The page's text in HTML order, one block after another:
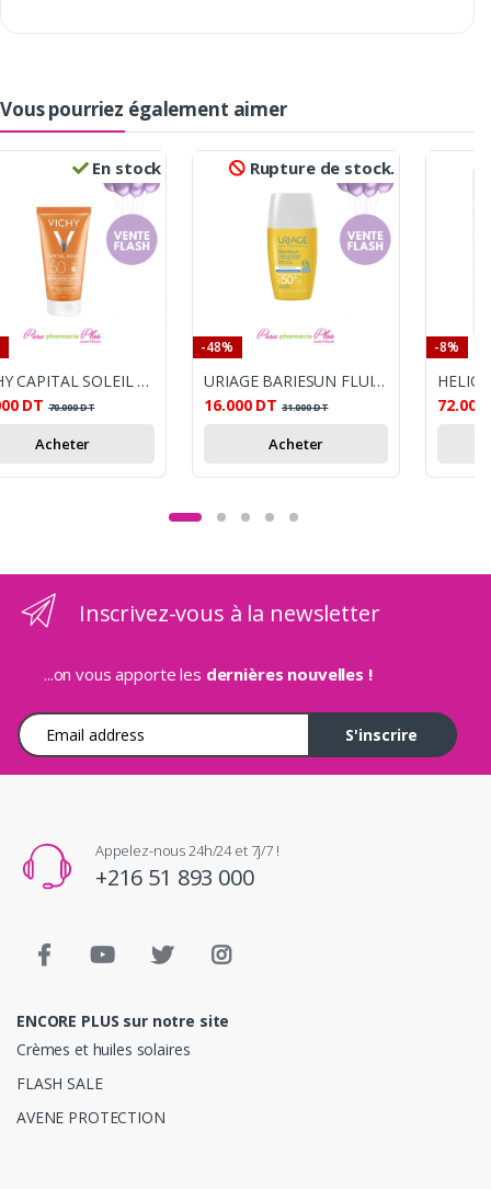
Vous pourriez également aimer
En stock
VICHY CAPITAL SOLEIL SPF50+ EMULSION 50 ML
DT 70.000DT
Acheter
Rupture de stock.
-48%
URIAGE BARIESUN FLUIDE ULTRA LEGER SPF50+ 30ML
16.000 DT 31.000DT
Acheter
-8%
72.000
Inscrivez-vous à la newsletter
...on vous apporte les dernières nouvelles !
Adresse e-mail
S'inscrire
Appelez-nous 24h/24 et 7j/7 !
+216 51 893 000
ENCORE PLUS sur notre site
Crèmes et huiles solaires
FLASH SALE
AVENE PROTECTION